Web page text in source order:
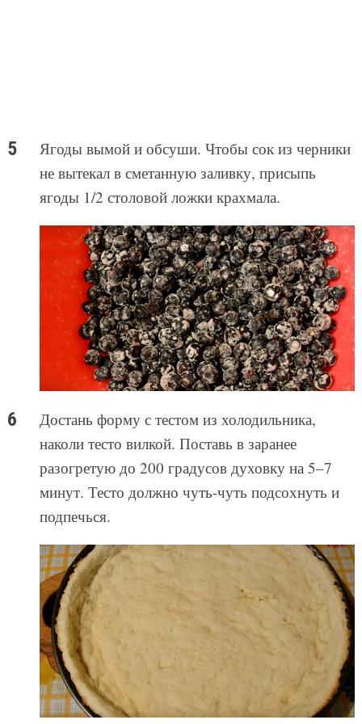
Ягоды вымой и обсуши. Чтобы сок из черники
не вытекал в сметанную заливку, присыпь
ягоды 1/2 столовой ложки крахмала.
Достань форму с тестом из холодильника,
наколи тесто вилкой. Поставь в заранее
разогретую до 200 градусов духовку на 5–7
минут. Тесто должно чуть-чуть подсохнуть и
подпечься.